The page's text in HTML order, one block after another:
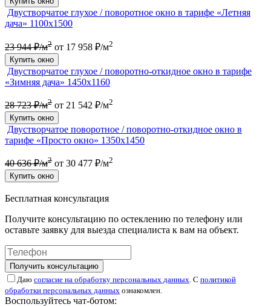
Двустворчатое глухое / поворотное окно в тарифе «Летняя
дача» 1100х1500
23 944 ₽/м2 от 17 958 ₽/м2
Купить окно
Двустворчатое глухое / поворотно-откидное окно в тарифе
«Зимняя дача» 1450х1160
28 723 ₽/м2 от 21 542 ₽/м2
Купить окно
Двустворчатое поворотное / поворотно-откидное окно в
тарифе «Просто окно» 1350х1450
40 636 ₽/м2 от 30 477 ₽/м2
Купить окно
Бесплатная консультация
Получите консультацию по остеклению по телефону или
оставьте заявку для выезда специалиста к вам на объект.
Получить консультацию
Даю согласие на обработку персональных данных. С политикой
обработки персональных данных ознакомлен.
Воспользуйтесь чат-ботом: